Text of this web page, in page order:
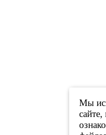
Мы